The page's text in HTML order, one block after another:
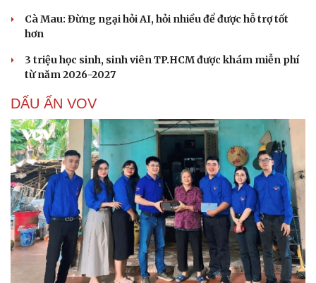
Cà Mau: Đừng ngại hỏi AI, hỏi nhiều để được hỗ trợ tốt
hơn
3 triệu học sinh, sinh viên TP.HCM được khám miễn phí
từ năm 2026-2027
DẤU ẤN VOV